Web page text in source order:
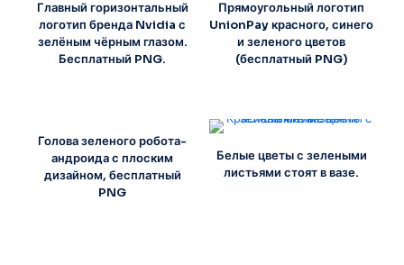
Главный горизонтальный
логотип бренда Nvidia с
зелёным чёрным глазом.
Бесплатный PNG.
Прямоугольный логотип
UnionPay красного, синего
и зеленого цветов
(бесплатный PNG)
Голова зеленого робота-
андроида с плоским
дизайном, бесплатный
PNG
Белые цветы с зелеными
листьями стоят в вазе.